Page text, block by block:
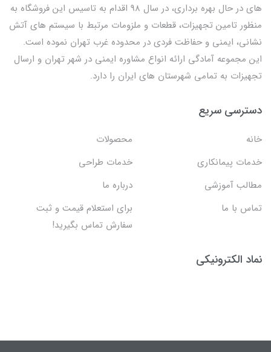
های در حال بهره برداری، در سال 98 اقدام به تاسیس این فروشگاه به
منظور تامین تجهیزات، قطعات و ملزومات مرتبط با سیستم های آتش
نشانی، ایمنی و حفاظت فردی در محدوده غرب تهران نموده است.
این مجموعه آمادگی ارائه انواع مشاوره ایمنی در شهر تهران و ارسال
تجهیزات به تمامی شهرستان های ایران را دارد.
دسترسی سریع
خانه
محصولات
خدمات پیمانکاری
خدمات طراحی
مطالب آموزشی
درباره ما
تماس با ما
برای استعلام قیمت و ثبت
سفارش تماس بگیرید!
نماد الکترونیکی